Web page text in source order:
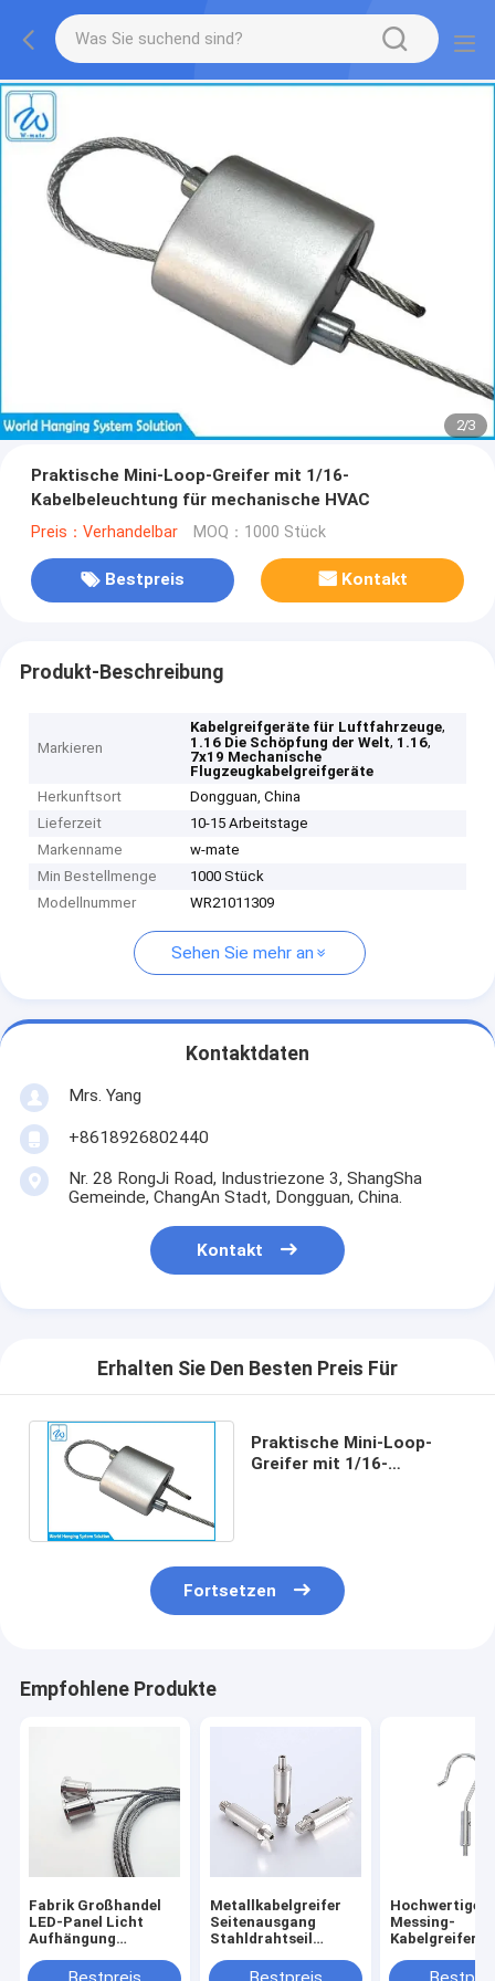
2/3
Praktische Mini-Loop-Greifer mit 1/16-
Kabelbeleuchtung für mechanische HVAC
Preis：Verhandelbar MOQ：1000 Stück
Bestpreis Kontakt
Produkt-Beschreibung
Markieren
Kabelgreifgeräte für Luftfahrzeuge,
1.16 Die Schöpfung der Welt, 1.16,
7x19 Mechanische
Flugzeugkabelgreifgeräte
Herkunftsort
Dongguan, China
Lieferzeit
10-15 Arbeitstage
Markenname
w-mate
Min Bestellmenge
1000 Stück
Modellnummer
WR21011309
Sehen Sie mehr an
Kontaktdaten
Mrs. Yang
+8618926802440
Nr. 28 RongJi Road, Industriezone 3, ShangSha
Gemeinde, ChangAn Stadt, Dongguan, China.
Kontakt
Erhalten Sie Den Besten Preis Für
Praktische Mini-Loop-
Greifer mit 1/16-
Fortsetzen
Empfohlene Produkte
Fabrik Großhandel
LED-Panel Licht
Aufhängung
Draht hängend
Metallkabelgreifer
Seitenausgang
Stahldrahtseil
Beleuchtung
Hochwertiger
Messing-
Kabelgreifer,